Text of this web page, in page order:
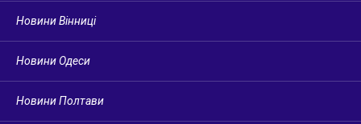
Новини Вінниці
Новини Одеси
Новини Полтави